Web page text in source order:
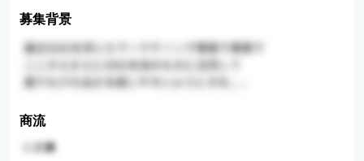
募集背景
商流